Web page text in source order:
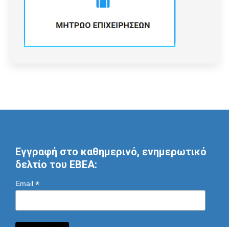
Εγγραφή στο καθημερινό, ενημερωτικό
δελτίο του ΕΒΕΑ:
Email *